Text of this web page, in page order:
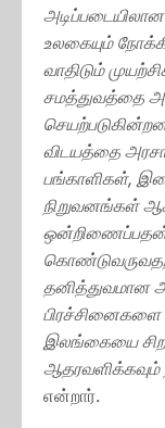
உலகையும்
வாதிடும்
சமத்துவத்தை
விடயத்தை
பங்காளிகள்,
நிறுவனங்கள்
ஒன்றிணைப்பதன்
தனித்துவமான
பிரச்சினைகளை
இலங்கையை
என்றார்.